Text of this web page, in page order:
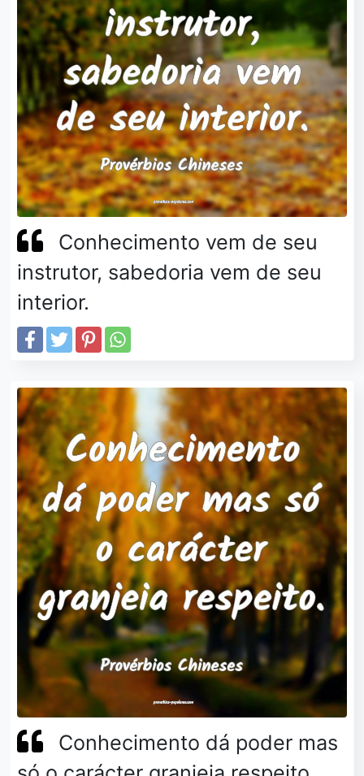
Conhecimento vem de seu
instrutor, sabedoria vem de seu
interior.
Conhecimento dá poder mas